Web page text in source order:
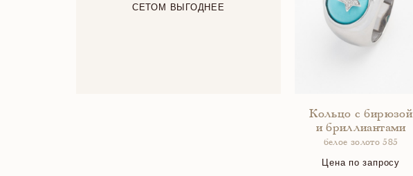
СЕТОМ ВЫГОДНЕЕ
Кольцо с бирюзой
и бриллиантами
белое золото 585
Цена по запросу